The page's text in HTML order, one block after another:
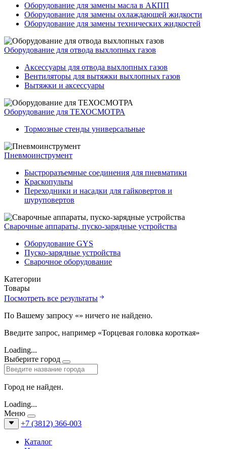
Оборудование для замены масла в АКПП
Оборудование для замены охлаждающей жидкости
Оборудование для замены технических жидкостей
Оборудование для отвода выхлопных газов
Аксессуары для отвода выхлопных газов
Вентиляторы для вытяжки выхлопных газов
Вытяжки и аксессуары
Оборудование для ТЕХОСМОТРА
Тормозные стенды универсальные
Пневмоинструмент
Быстроразъемные соединения для пневматики
Краскопульты
Переходники и насадки для гайковертов и
шуруповертов
Сварочные аппараты, пуско-зарядные устройства
Оборудование GYS
Пуско-зарядные устройства
Сварочное оборудование
Категории
Товары
Посмотреть все результаты
По Вашему запросу «» ничего не найдено.
Введите запрос, например «Торцевая головка короткая»
Loading...
Выберите город
Город не найден.
Loading...
Меню
+7 (3812) 366-003
Каталог